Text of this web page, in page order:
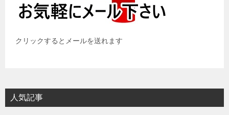
クリックするとメールを送れます
人気記事